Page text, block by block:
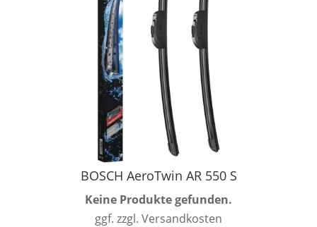
BOSCH AeroTwin AR 550 S
Keine Produkte gefunden.
ggf. zzgl. Versandkosten